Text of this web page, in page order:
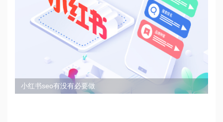
小红书seo有没有必要做